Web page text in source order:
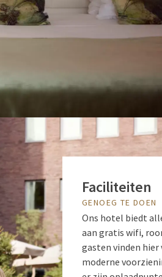
Faciliteiten
GENOEG TE DOEN
Ons hotel biedt
aan gratis wifi,
gasten vinden
moderne